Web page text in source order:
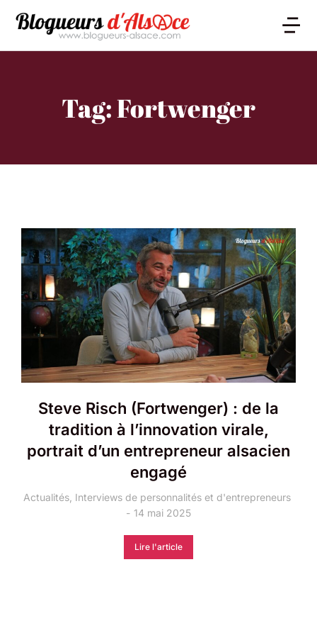
Tag: Fortwenger
Steve Risch (Fortwenger) : de la
tradition à l’innovation virale,
portrait d’un entrepreneur alsacien
engagé
Actualités, Interviews de personnalités et d'entrepreneurs
14 mai 2025
Lire l'article